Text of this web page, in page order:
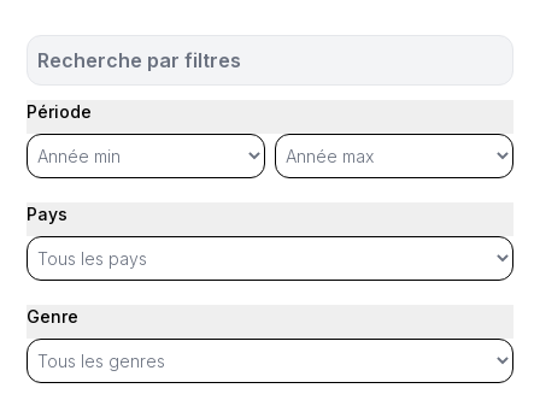
Recherche par filtres
Période
Pays
Genre